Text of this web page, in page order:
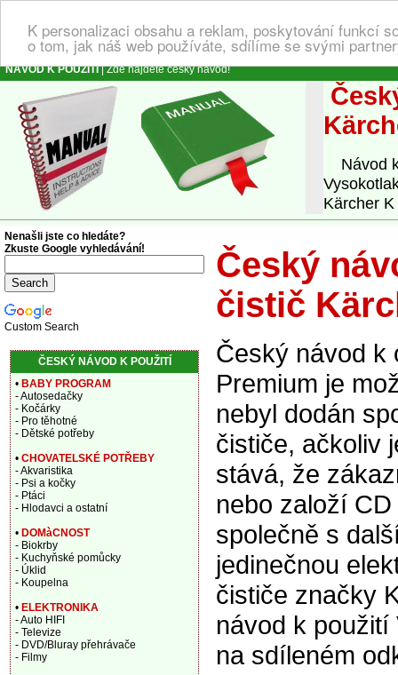
K personalizaci obsahu a reklam, poskytování funkcí
o tom, jak náš web používáte, sdílíme se svými
NÁVOD K POUŽITÍ| Zde najdete český návod!
Návod k
Kärcher
Český
čistič
Český návod k
Premium je
nebyl dodán
čističe, ačkoliv
stává, že
nebo založí
společně s
jedinečnou
čističe značky
návod k
na sdíleném
Nenašli jste co hledáte?
Zkuste Google vyhledávání!
Custom Search
ČESKÝ NÁVOD K POUŽITÍ
• BABY PROGRAM
- Autosedačky
- Kočárky
- Pro těhotné
- Dětské potřeby
• CHOVATELSKÉ POTŘEBY
- Akvaristika
- Psi a kočky
- Ptáci
- Hlodavci a ostatní
• DOMàCNOST
- Biokrby
- Kuchyňské pomůcky
- Úklid
- Koupelna
• ELEKTRONIKA
- Auto HIFI
- Televize
- DVD/Bluray přehrávače
- Filmy